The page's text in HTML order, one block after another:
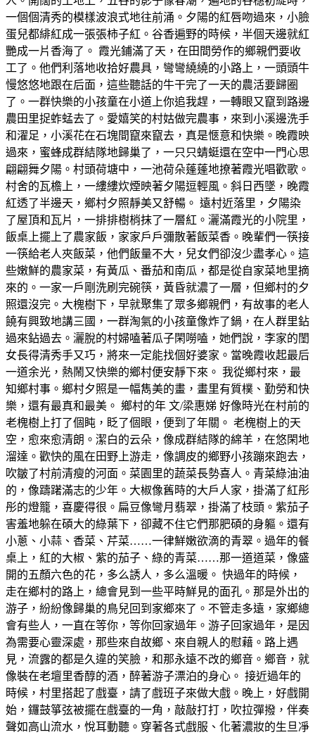
一個個清秀的模樣波浪式地往前涌。夕陽的紅唇吻過來，小臉
蛋兒都緋紅成一張張柿子紅。谷香遍野的時候，半個天邊就紅
艷成一片香海了。 霞光鋪滿了天，在田間勞作的鄉親們要收
工了。他們利落地收拾好農具，彎彎繞繞的小路上，一頭頭牛
慢悠悠地跟在后面，這些聽話的牛干完了一天的農活要歸圈
了。一群快樂的小孩童在小道上你追我趕，一轉眼又竄到路邊
農田里捉蚱蜢去了。愛嬉笑的村姑做完農事，來到小溪邊洗手
和濯足，小溪花在石塊間竄來竄去，真是愜意和快樂。晚霞映
過來，蜜蜂成群結隊地歸巢了，一只只蜻蜓還在空中一門心思
翩翩舞夕陽。村頭荷塘中，一池荷朵蓬蓬地撩著霞光唱歡歌。
村舍的瓦檐上，一縷縷炊煙映著夕陽逗輕風。斜日西墜，晚霞
紅透了半邊天，鄉村夕照靜美又舒暢。 遠村近落里，夕陽染
了屋頂和瓦片，一排排樹梢抹了一層紅。灑滿霞光的小院里，
飯桌上擺上了農家飯，家家戶戶彌散著飯菜香。晚輩們一筷接
一筷給老人夾飯菜，他們飯量不大，兒女們卻沒少盡孝心。這
些嫩鮮的農家菜，有黃瓜、番茄和南瓜，都是從自家菜地里摘
來的。一家一戶剛洗刷完碗筷，黃昏就濃了一層，但鄉村的夕
照還沒完。大槐樹下，早就聚集了眾多鄉親們，有故事的老人
饒有興致地講三國，一群淘氣的小孩童像炸了鍋，在人群里鉆
過來鉆過去。灑脫的村婦嗑著瓜子閑嘮嗑，她們說，李家的閨
女長得清秀手又巧，將來一定能找個好婆家。當晚霞收起最后
一道余光，熱鬧又快樂的鄉村便安靜下來。 我從鄉村來，最
知鄉村事。鄉村夕照是一幅雋美的畫，畫里有質樸、勤勞和快
樂，還有最真和最美。 鄉村的年 文/梁惠娣 好像時光在村前的
老槐樹上打了個盹，眨了個眼，便到了年關。 老槐樹上的天
空，愈來愈清朗。潔白的云朵，像成群結隊的綿羊，在悠閑地
溜達。歡快的風在田野上游走，像調皮的鄉野小孩蹦來跑去，
吹皺了村前清瘦的河面。菜園里的蔬菜長勢喜人。青菜綠油油
的，像躊躇滿志的少年。大椒像舊時的大戶人家，掛滿了紅彤
彤的燈籠，喜慶得很。扁豆像彎月翡翠，掛滿了枝頭。紫茄子
害羞地躲在碩大的綠葉下，卻藏不住它們那肥碩的身軀。還有
小蔥、小蒜、香菜、芹菜……一律鮮嫩欲滴的青翠。過年的餐
桌上，紅的大椒、紫的茄子、綠的青菜……那一道道菜，像盛
開的五顏六色的花，多么誘人，多么溫暖。 快過年的時候，
走在鄉村的路上，總會見到一些平時鮮見的面孔。那是外出的
游子，紛紛像歸巢的鳥兒回到家鄉來了。不管走多遠，家鄉總
會有些人，一直在等你，等你回家過年。游子回家過年，是因
為需要心靈深處，那些來自故鄉、來自親人的慰藉。路上遇
見，流露的都是久違的笑臉，和那永遠不改的鄉音。鄉音，就
像裝在老壇里香醇的酒，醉著游子漂泊的身心。 接近過年的
時候，村里搭起了戲臺，請了戲班子來做大戲。晚上，好戲開
始，鑼鼓箏弦被擺在戲臺的一角，敲敲打打，吹拉彈撥，伴奏
聲如高山流水，悅耳動聽。穿著各式戲服、化著濃妝的生旦凈